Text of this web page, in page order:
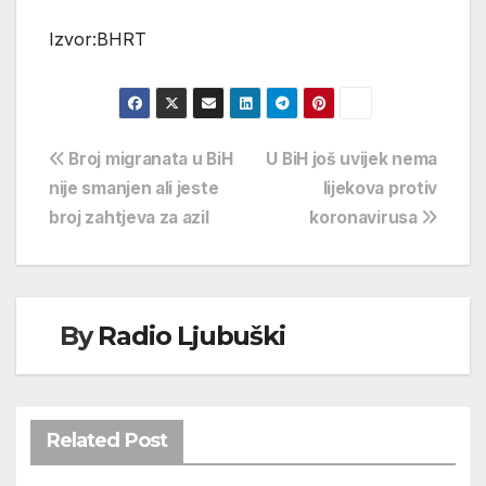
Izvor:BHRT
Navigacija
objava
U BiH još uvijek nema
lijekova protiv
koronavirusa
Broj migranata u BiH
nije smanjen ali jeste
broj zahtjeva za azil
ByRadio Ljubuški
Related Post